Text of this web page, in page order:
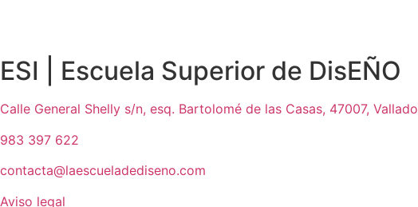
ESI | Escuela Superior de DisEÑO
Calle General Shelly s/n, esq. Bartolomé de las Casas, 47007,
983 397 622
contacta@laescueladediseno.com
Aviso legal